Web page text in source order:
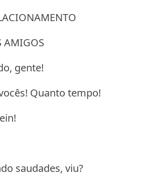
AMIGOS
gente!
Quanto tempo!
saudades, viu?